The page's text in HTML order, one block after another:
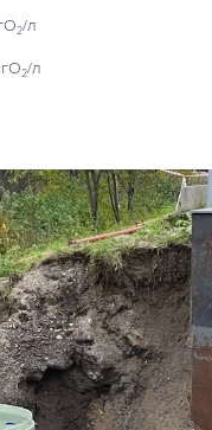
2/л
2/л